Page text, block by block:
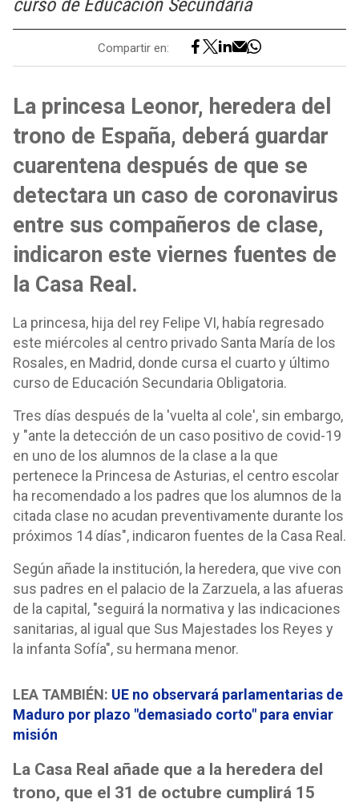
curso de Educación Secundaria
Compartir en:
La princesa Leonor, heredera del
trono de España, deberá guardar
cuarentena después de que se
detectara un caso de coronavirus
entre sus compañeros de clase,
indicaron este viernes fuentes de
la Casa Real.
La princesa, hija del rey Felipe VI, había regresado
este miércoles al centro privado Santa María de los
Rosales, en Madrid, donde cursa el cuarto y último
curso de Educación Secundaria Obligatoria.
Tres días después de la 'vuelta al cole', sin embargo,
y "ante la detección de un caso positivo de covid-19
en uno de los alumnos de la clase a la que
pertenece la Princesa de Asturias, el centro escolar
ha recomendado a los padres que los alumnos de la
citada clase no acudan preventivamente durante los
próximos 14 días", indicaron fuentes de la Casa Real.
Según añade la institución, la heredera, que vive con
sus padres en el palacio de la Zarzuela, a las afueras
de la capital, "seguirá la normativa y las indicaciones
sanitarias, al igual que Sus Majestades los Reyes y
la infanta Sofía", su hermana menor.
LEA TAMBIÉN: UE no observará parlamentarias de
Maduro por plazo "demasiado corto" para enviar
misión
La Casa Real añade que a la heredera del
trono, que el 31 de octubre cumplirá 15